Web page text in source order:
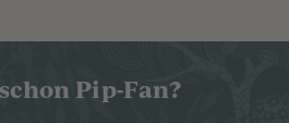
Pip-Fan?